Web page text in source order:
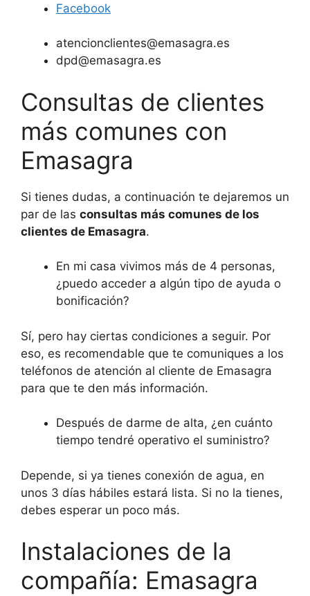
Facebook
atencionclientes@emasagra.es
dpd@emasagra.es
Consultas de clientes
más comunes con
Emasagra
Si tienes dudas, a continuación te dejaremos un
par de las consultas más comunes de los
clientes de Emasagra.
En mi casa vivimos más de 4 personas,
¿puedo acceder a algún tipo de ayuda o
bonificación?
Sí, pero hay ciertas condiciones a seguir. Por
eso, es recomendable que te comuniques a los
teléfonos de atención al cliente de Emasagra
para que te den más información.
Después de darme de alta, ¿en cuánto
tiempo tendré operativo el suministro?
Depende, si ya tienes conexión de agua, en
unos 3 días hábiles estará lista. Si no la tienes,
debes esperar un poco más.
Instalaciones de la
compañía: Emasagra